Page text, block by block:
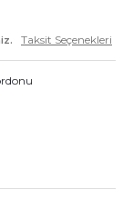
Taksit Seçenekleri